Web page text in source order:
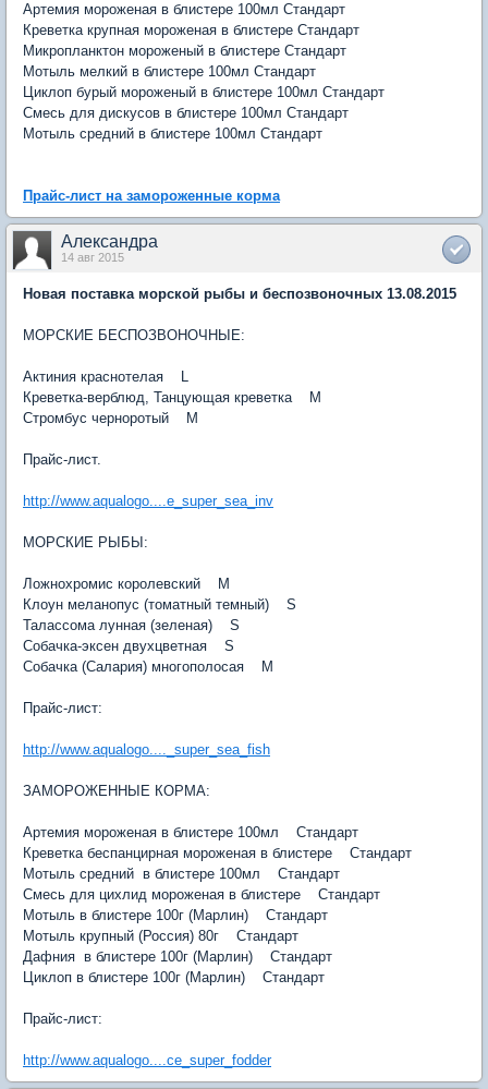
Артемия мороженая в блистере 100мл Стандарт
Креветка крупная мороженая в блистере Стандарт
Микропланктон мороженый в блистере Стандарт
Мотыль мелкий в блистере 100мл Стандарт
Циклоп бурый мороженый в блистере 100мл Стандарт
Смесь для дискусов в блистере 100мл Стандарт
Мотыль средний в блистере 100мл Стандарт
Прайс-лист на замороженные корма
Александра
14 авг 2015
Новая поставка морской рыбы и беспозвоночных 13.08.2015
МОРСКИЕ БЕСПОЗВОНОЧНЫЕ:
Актиния краснотелая L
Креветка-верблюд, Танцующая креветка M
Стромбус черноротый M
Прайс-лист.
http://www.aqualogo....e_super_sea_inv
МОРСКИЕ РЫБЫ:
Ложнохромис королевский M
Клоун меланопус (томатный темный) S
Талассома лунная (зеленая) S
Собачка-эксен двухцветная S
Собачка (Салария) многополосая M
Прайс-лист:
http://www.aqualogo...._super_sea_fish
ЗАМОРОЖЕННЫЕ КОРМА:
Артемия мороженая в блистере 100мл Стандарт
Креветка беспанцирная мороженая в блистере Стандарт
Мотыль средний в блистере 100мл Стандарт
Смесь для цихлид мороженая в блистере Стандарт
Мотыль в блистере 100г (Марлин) Стандарт
Мотыль крупный (Россия) 80г Стандарт
Дафния в блистере 100г (Марлин) Стандарт
Циклоп в блистере 100г (Марлин) Стандарт
Прайс-лист:
http://www.aqualogo....ce_super_fodder